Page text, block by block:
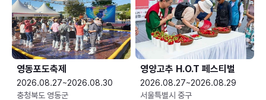
영동포도축제
2026.08.27~2026.08.30
충청북도 영동군
영양고추 H.O.T 페스티벌
2026.08.27~2026.08.29
서울특별시 중구